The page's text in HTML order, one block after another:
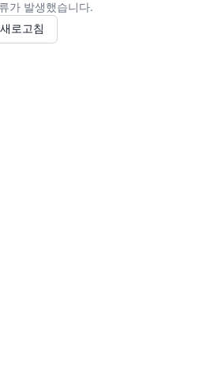
가 발생했습니다.
새로고침